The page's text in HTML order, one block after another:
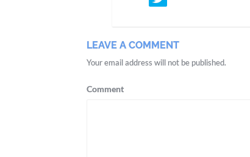
LEAVE A COMMENT
Your email address will not be published.
Comment